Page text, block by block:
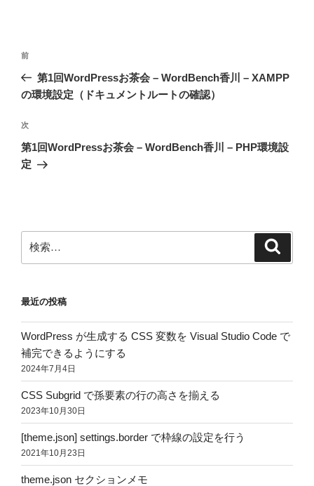
投
ナ
ゲ
ー
シ
前
の
投
前
第1回WordPressお茶会 – WordBench香川 – XAMPP
の環境設定（ドキュメントルートの確認）
次
の
投
次
第1回WordPressお茶会 – WordBench香川 – PHP環境設
定
索:
最近の投稿
WordPress が生成する CSS 変数を Visual Studio Code で
補完できるようにする
2024年7月4日
CSS Subgrid で孫要素の行の高さを揃える
2023年10月30日
[theme.json] settings.border で枠線の設定を行う
2021年10月23日
theme.json セクションメモ